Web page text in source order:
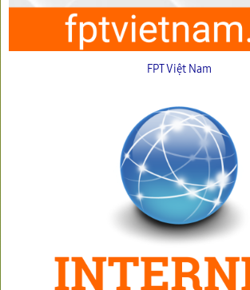
FPT Việt Nam